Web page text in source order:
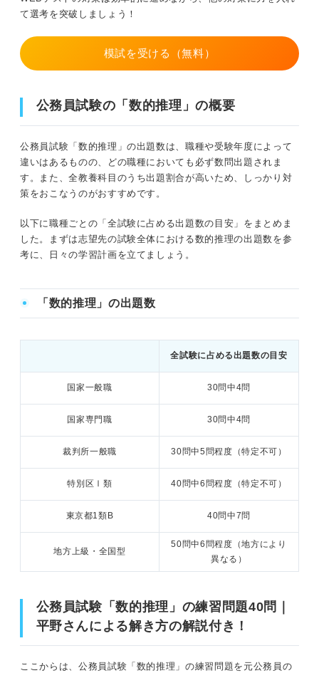
て選考を突破しましょう！
模試を受ける（無料）
公務員試験の「数的推理」の概要
公務員試験「数的推理」の出題数は、職種や受験年度によって
違いはあるものの、どの職種においても必ず数問出題されま
す。また、全教養科目のうち出題割合が高いため、しっかり対
策をおこなうのがおすすめです。
以下に職種ごとの「全試験に占める出題数の目安」をまとめま
した。まずは志望先の試験全体における数的推理の出題数を参
考に、日々の学習計画を立てましょう。
「数的推理」の出題数
全試験に占める出題数の目安
国家一般職 30問中4問
国家専門職 30問中4問
裁判所一般職 30問中5問程度（特定不可）
特別区Ⅰ類 40問中6問程度（特定不可）
東京都1類B 40問中7問
地方上級・全国型
50問中6問程度（地方により
異なる）
公務員試験「数的推理」の練習問題40問｜
平野さんによる解き方の解説付き！
ここからは、公務員試験「数的推理」の練習問題を元公務員の
問題27（難易度：★★★★☆）
問題29（難易度：★★★★☆）
問題30（難易度：★★★★☆）
問題31（難易度：★★★★☆）
問題32（難易度：★★★★☆）
問題33（難易度：★★★★☆）
問題37（難易度：★★★★☆）
問題38（難易度：★★★★☆）
問題39（難易度：★★★★☆）
問題40（難易度：★★★★☆）